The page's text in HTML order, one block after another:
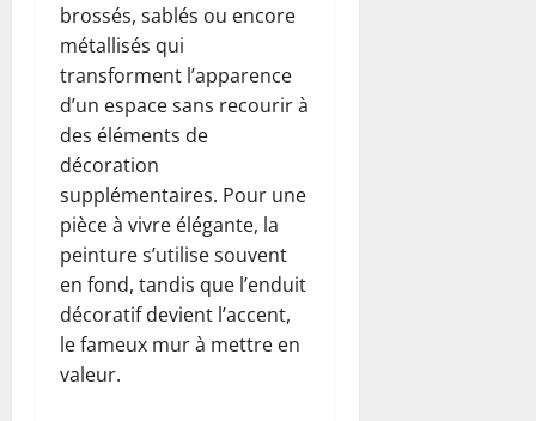
brossés, sablés ou encore
métallisés qui
transforment l’apparence
d’un espace sans recourir à
des éléments de
décoration
supplémentaires. Pour une
pièce à vivre élégante, la
peinture s’utilise souvent
en fond, tandis que l’enduit
décoratif devient l’accent,
le fameux mur à mettre en
valeur.